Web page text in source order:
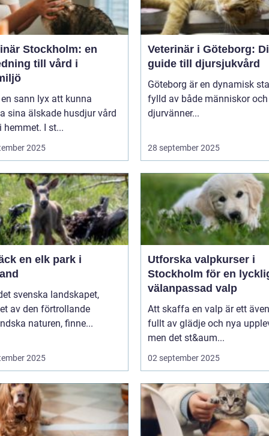
Stockholm: en
till vård i
sann lyx att kunna
sina älskade husdjur vård
hemmet. I st...
2025
Veterinär i Göteborg:
guide till djursjukvård
Göteborg är en dynamisk
fylld av både människor
djurvänner...
28 september 2025
en elk park i
svenska landskapet,
av den förtrollande
naturen, finne...
2025
Utforska valpkurser i
Stockholm för en
välanpassad valp
Att skaffa en valp är ett
fullt av glädje och nya
men det st&aum...
02 september 2025